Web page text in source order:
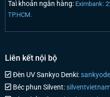
Taì khoản ngân hàng: Eximbank:
TP.HCM.
Liên kết nội bộ
Đèn UV Sankyo Denki:
Béc phun Silvent: